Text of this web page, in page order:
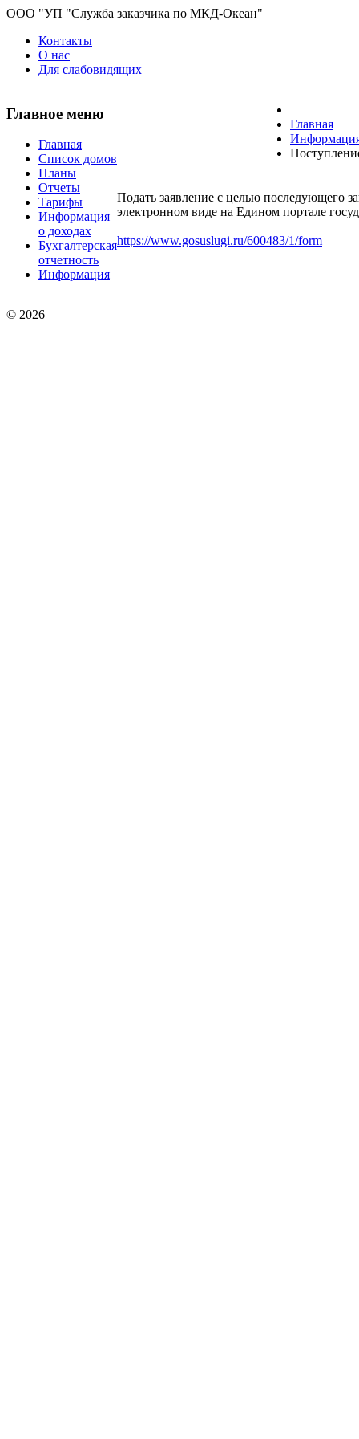
ООО "УП "Служба заказчика по МКД-Океан"
Контакты
О нас
Для слабовидящих
Главное меню
Главная
Список домов
Планы
Отчеты
Тарифы
Информация
о доходах
Бухгалтерская
отчетность
Информация
Главная
Подать заявление с целью последующего
электронном виде на Едином портале
https://www.gosuslugi.ru/600483/1/form
© 2026